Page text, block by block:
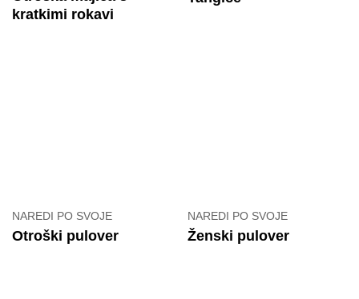
kratkimi rokavi
NAREDI PO SVOJE
Otroški pulover
NAREDI PO SVOJE
Ženski pulover